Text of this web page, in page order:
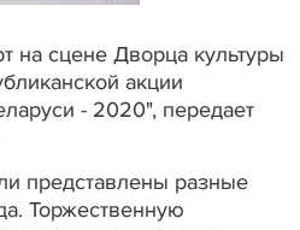
на сцене Дворца культуры
акции
- 2020", передает
представлены разные
Торжественную